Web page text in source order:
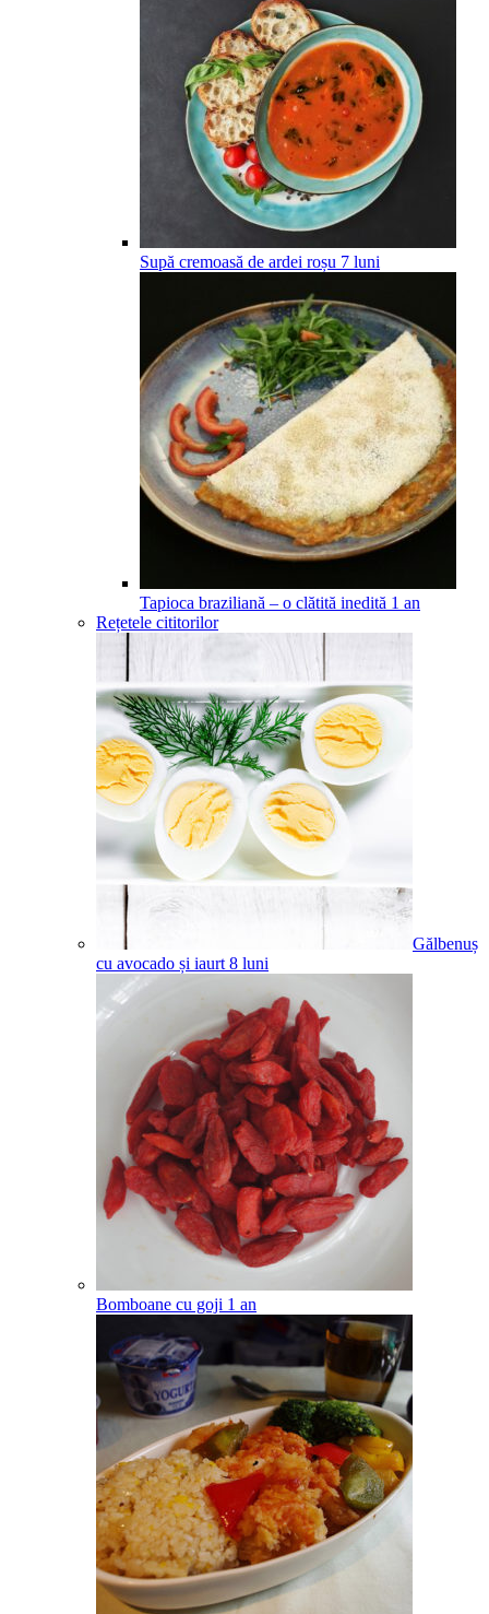
Supă cremoasă de ardei roșu 7 luni
Tapioca braziliană – o clătită inedită 1 an
Rețetele cititorilor
Gălbenuș
cu avocado și iaurt 8 luni
Bomboane cu goji 1 an